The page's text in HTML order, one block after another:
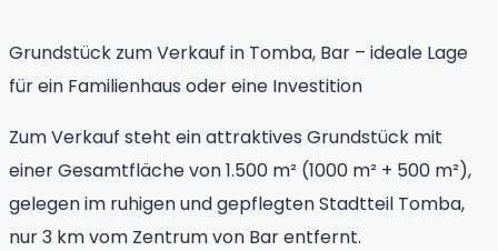
Grundstück zum Verkauf in Tomba, Bar – ideale Lage
für ein Familienhaus oder eine Investition
Zum Verkauf steht ein attraktives Grundstück mit
einer Gesamtfläche von 1.500 m² (1000 m² + 500 m²),
gelegen im ruhigen und gepflegten Stadtteil Tomba,
nur 3 km vom Zentrum von Bar entfernt.